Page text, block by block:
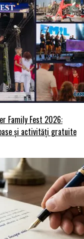
Family Fest 2026:
și activități gratuite